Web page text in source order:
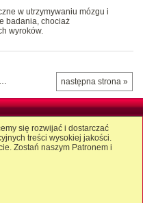
w utrzymywaniu mózgu i
badania, chociaż
wyroków.
następna strona »
…
się rozwijać i dostarczać
treści wysokiej jakości.
Zostań naszym Patronem i